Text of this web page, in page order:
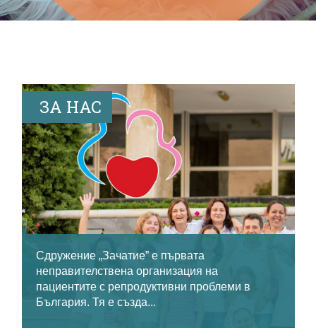
ЗА НАС
Сдружение „Зачатие” е първата
неправителствена организация на
пациентите с репродуктивни проблеми в
България. Тя е създа...